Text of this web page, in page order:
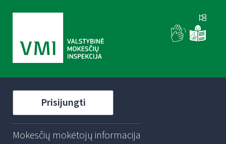
Prisijungti
Mokesčių mokėtojų informacija